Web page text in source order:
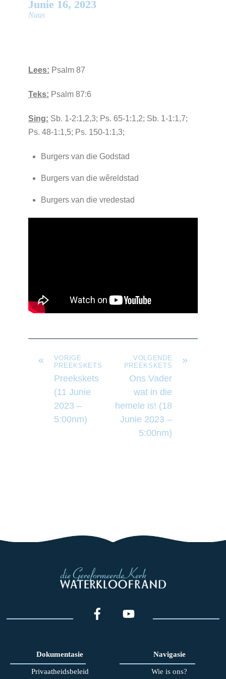
Junie 16, 2023
Nuus
Lees: Psalm 87
Teks: Psalm 87:6
Sing: Sb. 1-2:1,2,3; Ps. 65-1:1,2; Sb. 1-1:1,7;
Ps. 48-1:1,5; Ps. 150-1:1,3;
Burgers van die Godstad
Burgers van die wêreldstad
Burgers van die vredestad
«
VORIGE
PREEKSKETS
Preekskets
(11 Junie
2023 –
5:00nm)
»
VOLGENDE
PREEKSKETS
Ons Vader
wat in die
hemele is! (18
Junie 2023 –
5:00nm)
Dokumentasie
Privaatheidsbeleid
Navigasie
Wie is ons?